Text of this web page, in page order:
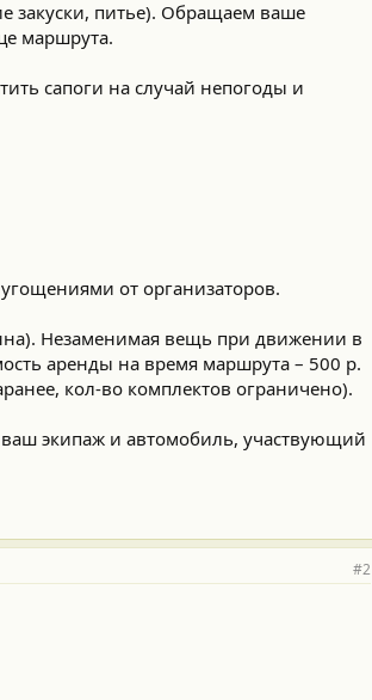
закуски, питье). Обращаем ваше
маршрута.
сапоги на случай непогоды и
от организаторов.
Незаменимая вещь при движении в
аренды на время маршрута – 500 р.
кол-во комплектов ограничено).
экипаж и автомобиль, участвующий
#2